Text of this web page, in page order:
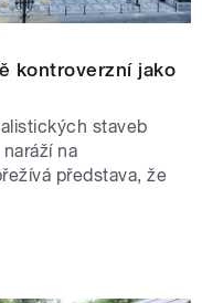
kontroverzní jako
staveb
na
představa, že